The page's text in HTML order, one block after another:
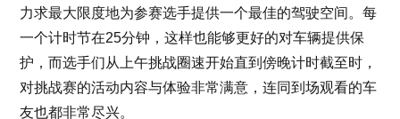
力求最大限度地为参赛选手提供一个最佳的驾驶空间。每
一个计时节在25分钟，这样也能够更好的对车辆提供保
护，而选手们从上午挑战圈速开始直到傍晚计时截至时，
对挑战赛的活动内容与体验非常满意，连同到场观看的车
友也都非常尽兴。